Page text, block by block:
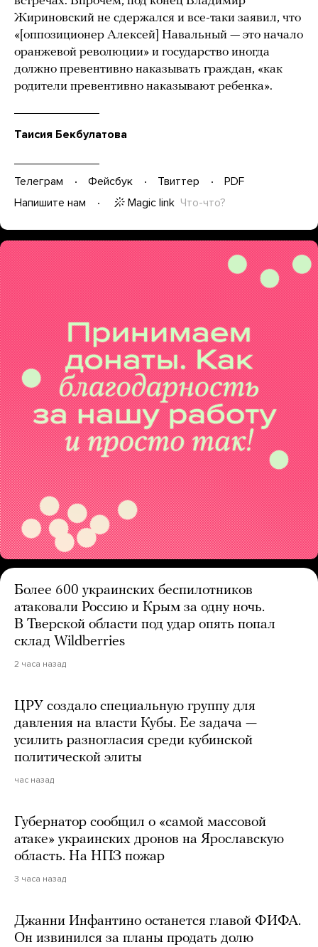
Жириновский не сдержался и все-таки заявил, что
«[оппозиционер Алексей] Навальный — это начало
оранжевой революции» и государство иногда
должно превентивно наказывать граждан, «как
родители превентивно наказывают ребенка».
Таисия Бекбулатова
Телеграм Фейсбук Твиттер
PDF
Напишите нам
Magic link Что-что?
Более 600 украинских беспилотников
атаковали Россию и Крым за одну ночь.
В Тверской области под удар опять попал
склад Wildberries
2 часа назад
ЦРУ создало специальную группу для
давления на власти Кубы. Ее задача —
усилить разногласия среди кубинской
политической элиты
час назад
Губернатор сообщил о «самой массовой
атаке» украинских дронов на Ярославскую
область. На НПЗ пожар
3 часа назад
Джанни Инфантино останется главой ФИФА.
Он извинился за планы продать долю